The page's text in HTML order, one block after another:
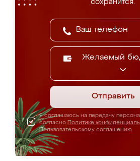
сохранится.
Желаемый
Отправить
Я соглашаюсь на передачу
согласно Политике
Пользовательскому соглашению